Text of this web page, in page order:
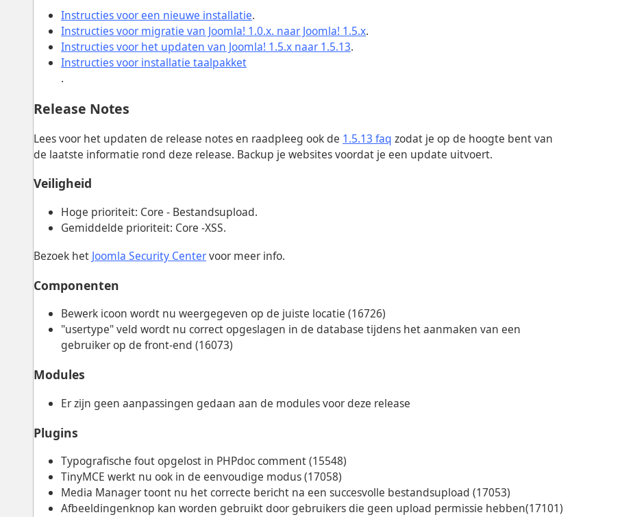
Instructies voor een nieuwe installatie.
Instructies voor migratie van Joomla! 1.0.x. naar Joomla! 1.5.x.
Instructies voor het updaten van Joomla! 1.5.x naar 1.5.13.
Instructies voor installatie taalpakket
.
Release Notes
Lees voor het updaten de release notes en raadpleeg ook de 1.5.13 faq zodat je op de hoogte bent van
de laatste informatie rond deze release. Backup je websites voordat je een update uitvoert.
Veiligheid
Hoge prioriteit: Core - Bestandsupload.
Gemiddelde prioriteit: Core -XSS.
Bezoek het Joomla Security Centervoor meer info.
Componenten
Bewerk icoon wordt nu weergegeven op de juiste locatie (16726)
"usertype" veld wordt nu correct opgeslagen in de database tijdens het aanmaken van een
gebruiker op de front-end (16073)
Modules
Er zijn geen aanpassingen gedaan aan de modules voor deze release
Plugins
Typografische fout opgelost in PHPdoc comment (15548)
TinyMCE werkt nu ook in de eenvoudige modus (17058)
Media Manager toont nu het correcte bericht na een succesvolle bestandsupload (17053)
Afbeeldingenknop kan worden gebruikt door gebruikers die geen upload permissie hebben(17101)